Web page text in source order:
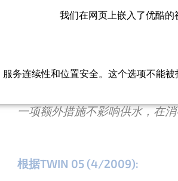
了解更多
根据德国燃气与水协会工作指导
“在进行饮用水装置技术改造
一项额外措施不影响供水，在
根据TWIN 05 (4/2009):
我们在网页上嵌入了优酷的
务连续性和位置安全。这个选项不能被